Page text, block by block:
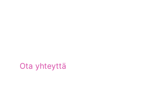
Ota yhteyttä